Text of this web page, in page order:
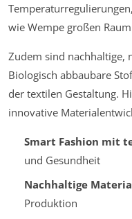
wie Wempe großen
Zudem sind nachhaltige,
Biologisch abbaubare
der textilen Gestaltung.
innovative
Smart Fashion mit
und Gesundheit
Nachhaltige
Produktion